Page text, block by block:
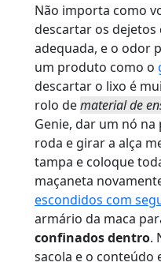
Não importa como
descartar os
adequada, e o odor
um produto como o
descartar o lixo é
rolo dematerial de
Genie, dar um nó
roda e girar a alça
tampa e coloque
maçaneta
escondidos com
armário da maca
confinados dentro.
sacola e o conteúdo